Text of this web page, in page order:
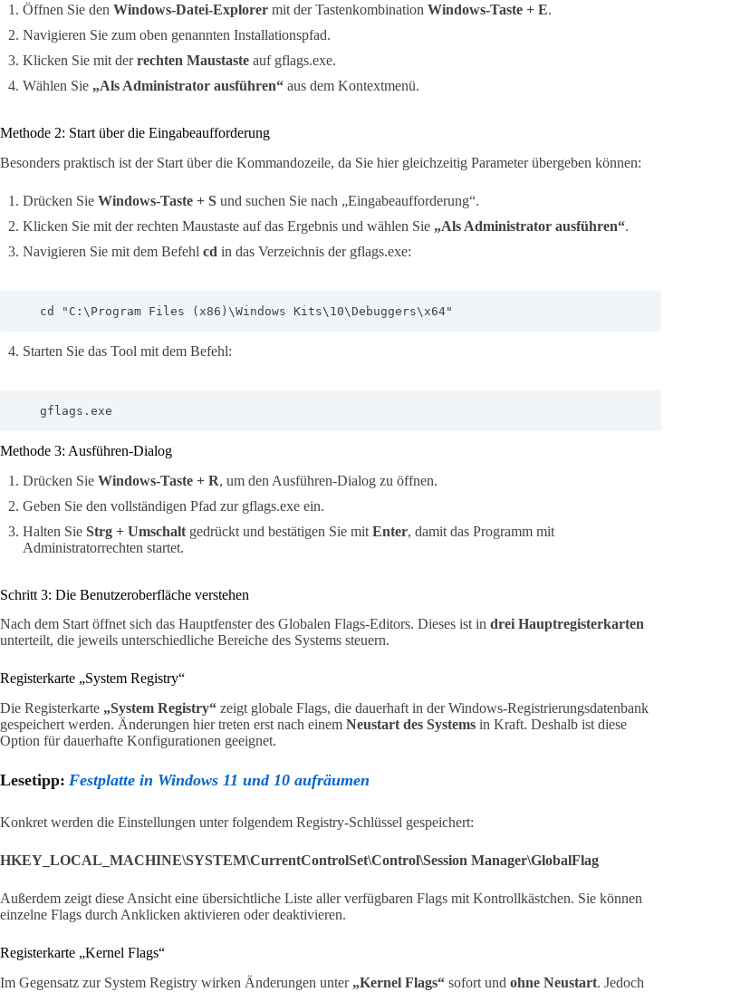
Öffnen Sie den Windows-Datei-Explorer mit der Tastenkombination Windows-Taste + E.
Navigieren Sie zum oben genannten Installationspfad.
Klicken Sie mit derrechten Maustaste auf gflags.exe.
Wählen Sie „Als Administrator ausführen“ aus dem Kontextmenü.
Methode 2: Start über die Eingabeaufforderung
Besonders praktisch ist der Start über die Kommandozeile, da Sie hier gleichzeitig Parameter übergeben können:
Drücken Sie Windows-Taste + S und suchen Sie nach „Eingabeaufforderung“.
Klicken Sie mit der rechten Maustaste auf das Ergebnis und wählen Sie „Als Administrator ausführen“.
Navigieren Sie mit dem Befehl cd in das Verzeichnis der gflags.exe:
   cd "C:\Program Files (x86)\Windows Kits\10\Debuggers\x64"
Starten Sie das Tool mit dem Befehl:
   gflags.exe
Methode 3: Ausführen-Dialog
Drücken Sie Windows-Taste + R, um den Ausführen-Dialog zu öffnen.
Geben Sie den vollständigen Pfad zur gflags.exe ein.
Halten Sie Strg + Umschalt gedrückt und bestätigen Sie mit Enter, damit das Programm mit
Administratorrechten startet.
Schritt 3: Die Benutzeroberfläche verstehen
Nach dem Start öffnet sich das Hauptfenster des Globalen Flags-Editors. Dieses ist in drei Hauptregisterkarten
unterteilt, die jeweils unterschiedliche Bereiche des Systems steuern.
Registerkarte „System Registry“
Die Registerkarte „System Registry“ zeigt globale Flags, die dauerhaft in der Windows-Registrierungsdatenbank
gespeichert werden. Änderungen hier treten erst nach einem Neustart des Systems in Kraft. Deshalb ist diese
Option für dauerhafte Konfigurationen geeignet.
Lesetipp: Festplatte in Windows 11 und 10 aufräumen
Konkret werden die Einstellungen unter folgendem Registry-Schlüssel gespeichert:
HKEY_LOCAL_MACHINE\SYSTEM\CurrentControlSet\Control\Session Manager\GlobalFlag
Außerdem zeigt diese Ansicht eine übersichtliche Liste aller verfügbaren Flags mit Kontrollkästchen. Sie können
einzelne Flags durch Anklicken aktivieren oder deaktivieren.
Registerkarte „Kernel Flags“
Im Gegensatz zur System Registry wirken Änderungen unter „Kernel Flags“ sofort und ohne Neustart. Jedoch